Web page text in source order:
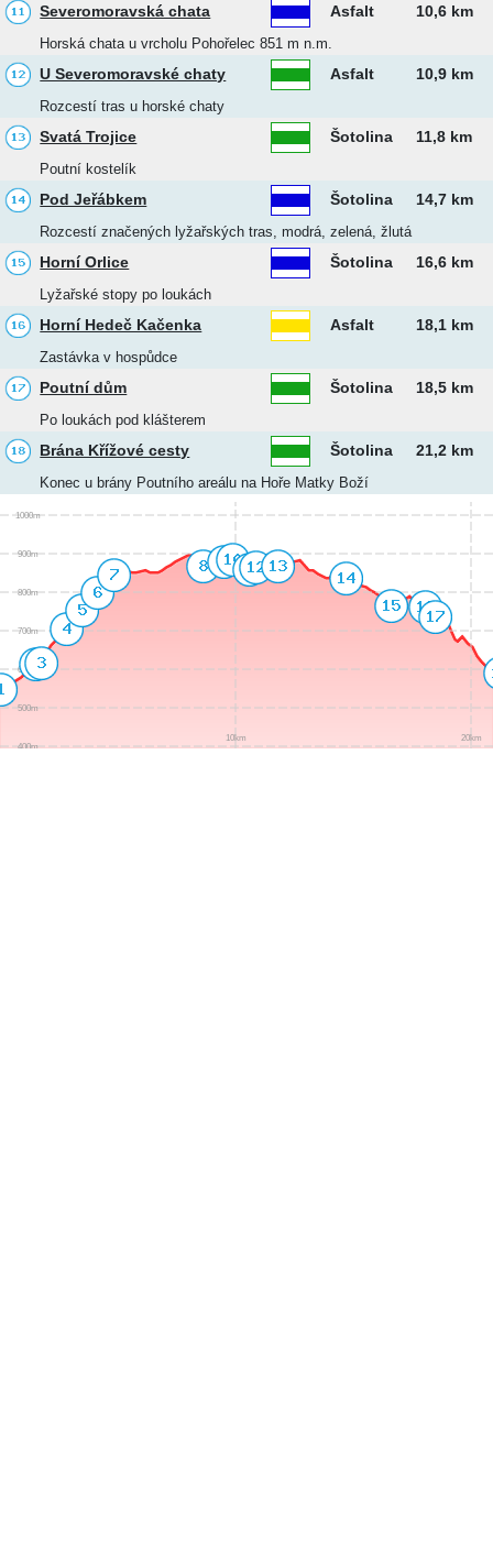
Severomoravská chata Asfalt 10,6 km
Horská chata u vrcholu Pohořelec 851 m n.m.
U Severomoravské chaty Asfalt 10,9 km
Rozcestí tras u horské chaty
Svatá Trojice Šotolina 11,8 km
Poutní kostelík
Pod Jeřábkem Šotolina 14,7 km
Rozcestí značených lyžařských tras, modrá, zelená, žlutá
Horní Orlice Šotolina 16,6 km
Lyžařské stopy po loukách
Horní Hedeč Kačenka Asfalt 18,1 km
Zastávka v hospůdce
Poutní dům Šotolina 18,5 km
Po loukách pod klášterem
Brána Křížové cesty Šotolina 21,2 km
Konec u brány Poutního areálu na Hoře Matky Boží
400m
500m
600m
700m
800m
900m
1000m
10km 20km